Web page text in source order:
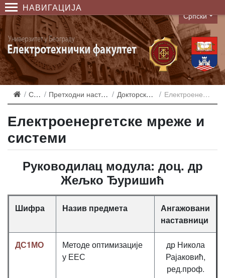
НАВИГАЦИЈА
Language
Српски
Студирање Претходни наставни планови и еквиваленције Докторске - Акредитација 2007 Електроенергетске мреже и системи
Електроенергетске мреже и
системи
Руководилац модула: доц. др
Жељко Ђуришић
Шифра Назив предмета
Ангажовани
наставници
ДС1МО
Методе оптимизације
у ЕЕС
др Никола
Рајаковић,
ред.проф.